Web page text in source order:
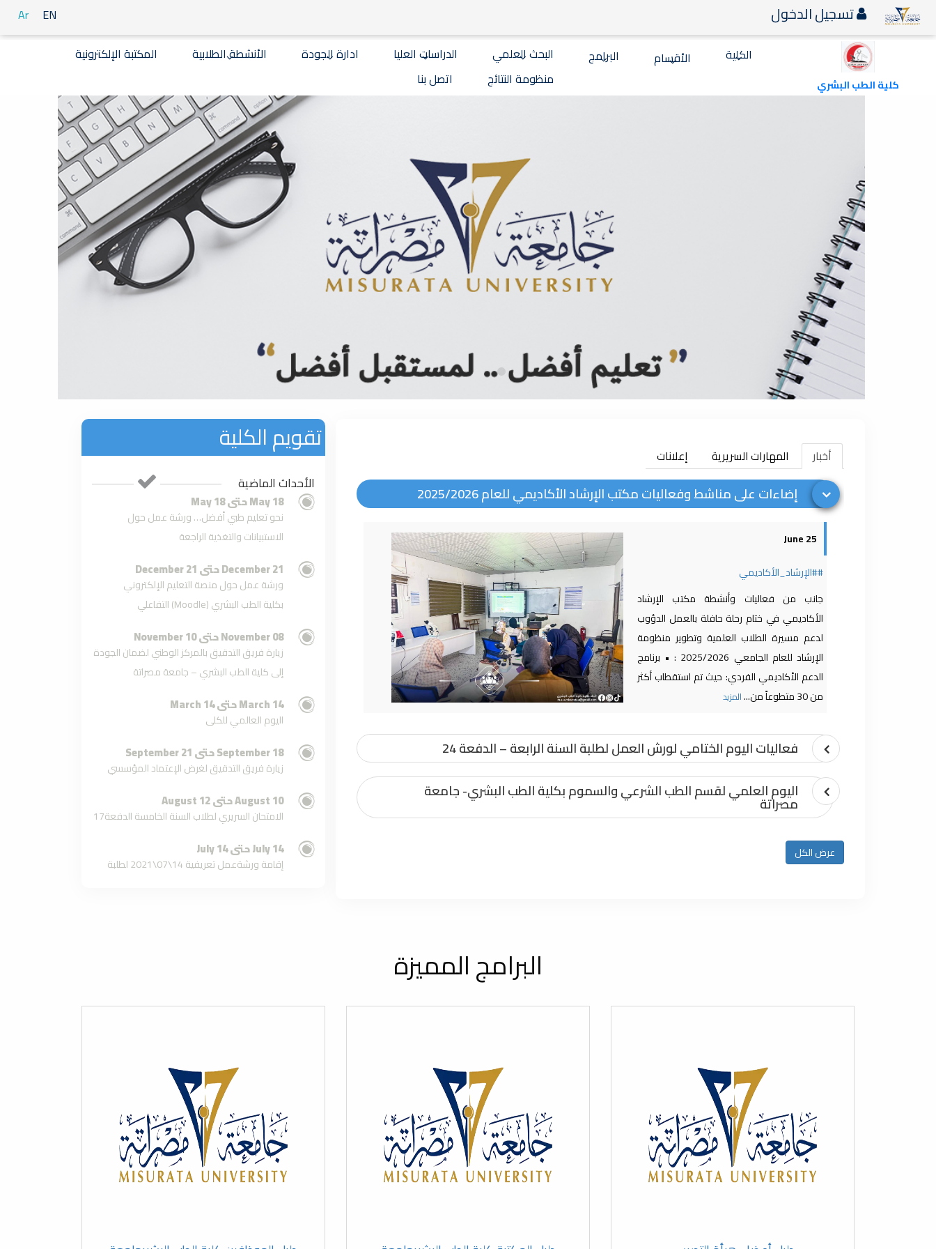
Ar EN تسجيل الدخول
الكلية الأقسام البرامج البحث العلمي الدراسات العليا ادارة الجودة الأنشطة الطلابية
المكتبة الإلكترونية
منظومة النتائج
اتصل بنا كلية الطب البشري
أخبار المهارات السريرية إعلانات
إضاءات على مناشط وفعاليات مكتب الإرشاد الأكاديمي للعام 2025/2026
25 June
##الإرشاد_الأكاديمي
جانب من فعاليات وأنشطة مكتب الإرشاد
الأكاديمي في ختام رحلة حافلة بالعمل الدؤوب
لدعم مسيرة الطلاب العلمية وتطوير منظومة
الإرشاد للعام الجامعي 2025/2026 : • برنامج
الدعم الأكاديمي الفردي: حيث تم استقطاب أكثر
من 30 متطوعاً من...
المزيد
فعاليات اليوم الختامي لورش العمل لطلبة السنة الرابعة – الدفعة 24
اليوم العلمي لقسم الطب الشرعي والسموم بكلية الطب البشري- جامعة
مصراتة
كلية الطب البشري تحتفي بتتويج نسرين أبولويفة قارئ العام في مسابقة أقرأ-
إثراء
الامتحان الشفوي لمقرر الكيمياء الحيوية لطلبة السنة الأولى – الدفعة (27) –
للعام الجامعي 2024/2025م.
لطلبة السنة الثانية – الدفعة (26) – للعام الجامعي 2024/2025م.
تعقد كلية الطب البشري بجامعة مصراتة اجتماعًا طارئًا لمجلس الكلية
إجراء امتحان الدور الثاني لمادة الكيمياء الحيوية لطلبة السنة الأولى – الدفعة
(27) للعام الجامعي(2024_2025)
عرض الكل
تقويم الكلية
الأحداث الماضية
18 May حتى 18 May
نحو تعليم طبي أفضل… ورشة عمل حول
الاستبيانات والتغذية الراجعة
21 December حتى 21 December
ورشة عمل حول منصة التعليم الإلكتروني
التفاعلي (Moodle) بكلية الطب البشري
08 November حتى 10 November
زيارة فريق التدقيق بالمركز الوطني لضمان الجودة
إلى كلية الطب البشري – جامعة مصراتة
14 March حتى 14 March
اليوم العالمي للكلى
18 September حتى 21 September
زيارة فريق التدقيق لغرض الإعتماد المؤسسي
10 August حتى 12 August
الامتحان السريري لطلاب السنة الخامسة الدفعة17
14 July حتى 14 July
إقامة ورشةعمل تعريفية 14\07\2021 لطلبة
البرامج المميزة